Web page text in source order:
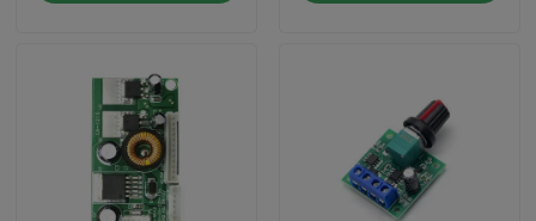
Über uns
Werksbesichtigung